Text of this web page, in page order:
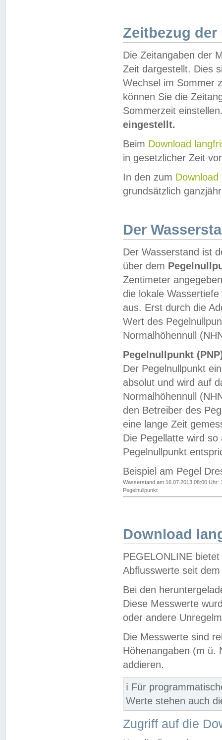
Zeitbezug der
Die Zeitangaben der
Zeit dargestellt. Dies
Wechsel im Sommer
können Sie die
Sommerzeit
eingestellt.
Beim Download
in gesetzlicher Zeit
In den zum Download
grundsätzlich
Der
Der Wasserstand ist
über dem
Zentimeter
die lokale
aus. Erst durch die
Wert des
Normalhöhennull
Pegelnullpunkt
Der Pegelnullpunkt
absolut und wird auf
Normalhöhennull
den Betreiber des
eine lange Zeit
Die Pegellatte wird
Pegelnullpunkt
Beispiel am Pegel
Wasserstand am 16.07.2013 08:00 Uhr:
Pegelnullpunkt
Download
PEGELONLINE
Abflusswerte seit
Bei den
Diese Messwerte
oder andere
Die Messwerte sind
Höhenangaben (m ü.
addieren.
ℹ️ Für
Werte stehen auch
Zugriff auf die